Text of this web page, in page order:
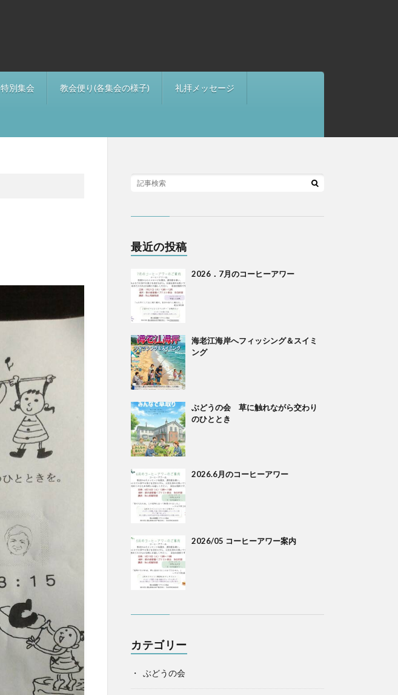
特別集会 教会便り(各集会の様子) 礼拝メッセージ
最近の投稿
2026．7月のコーヒーアワー
海老江海岸へフィッシング＆スイミ
ング
ぶどうの会 草に触れながら交わり
のひととき
2026.6月のコーヒーアワー
2026/05 コーヒーアワー案内
カテゴリー
ぶどうの会